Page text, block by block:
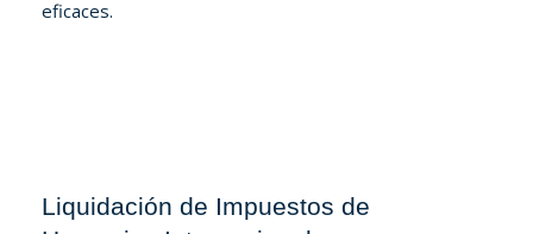
eficaces.
Liquidación de Impuestos de